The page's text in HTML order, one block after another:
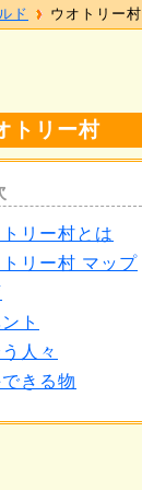
トリー村
リー村とは
トリー村 マップ
ト
人々
できる物
ド ウオトリー村